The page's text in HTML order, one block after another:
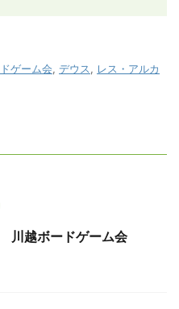
ゲーム会, デウス, レス・アルカ
越ボードゲーム会